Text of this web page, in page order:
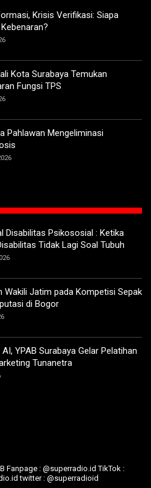
Krisis Verifikasi: Siapa
Kota Surabaya Temukan
Fungsi TPS
Pahlawan Mengeliminasi
Disabilitas Psikososial : Ketika
Tidak Lagi Soal Tubuh
Wakili Jatim pada Kompetisi Sepak
di Bogor
YPAB Surabaya Gelar Pelatihan
Tunanetra
Fanpage : @superradio.id TikTok :
twitter : @superradioid